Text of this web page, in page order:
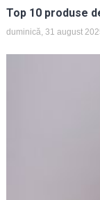
Top 10 produse
duminică, 31 august